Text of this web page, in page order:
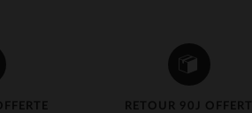
RETOUR 90J OFFERT